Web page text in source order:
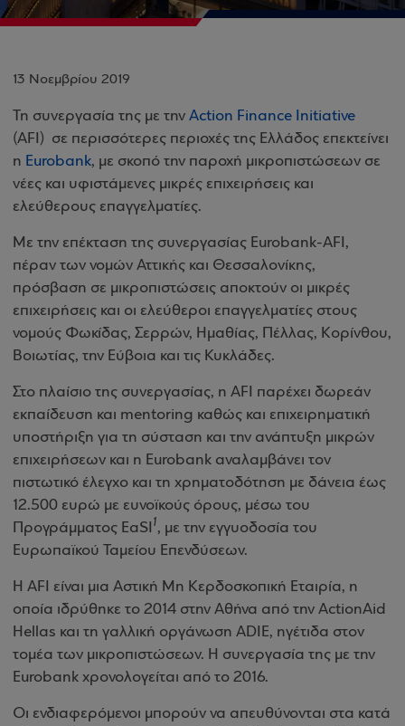
13 Νοεμβρίου 2019
Τη συνεργασία της με την Action Finance Initiative
(AFI) σε περισσότερες περιοχές της Ελλάδος επεκτείνει
η Eurobank, με σκοπό την παροχή μικροπιστώσεων σε
νέες και υφιστάμενες μικρές επιχειρήσεις και
ελεύθερους επαγγελματίες.
Με την επέκταση της συνεργασίας Eurobank-AFI,
πέραν των νομών Αττικής και Θεσσαλονίκης,
πρόσβαση σε μικροπιστώσεις αποκτούν οι μικρές
επιχειρήσεις και οι ελεύθεροι επαγγελματίες στους
νομούς Φωκίδας, Σερρών, Ημαθίας, Πέλλας, Κορίνθου,
Βοιωτίας, την Εύβοια και τις Κυκλάδες.
Στο πλαίσιο της συνεργασίας, η AFI παρέχει δωρεάν
εκπαίδευση και mentoring καθώς και επιχειρηματική
υποστήριξη για τη σύσταση και την ανάπτυξη μικρών
επιχειρήσεων και η Eurobank αναλαμβάνει τον
πιστωτικό έλεγχο και τη χρηματοδότηση με δάνεια έως
12.500 ευρώ με ευνοϊκούς όρους, μέσω του
Προγράμματος EaSΙ 1, με την εγγυοδοσία του
Ευρωπαϊκού Ταμείου Επενδύσεων.
Η AFI είναι μια Αστική Μη Κερδοσκοπική Εταιρία, η
οποία ιδρύθηκε το 2014 στην Αθήνα από την ActionAid
Hellas και τη γαλλική οργάνωση ADIE, ηγέτιδα στον
τομέα των μικροπιστώσεων. Η συνεργασία της με την
Eurobank χρονολογείται από το 2016.
Οι ενδιαφερόμενοι μπορούν να απευθύνονται στα κατά